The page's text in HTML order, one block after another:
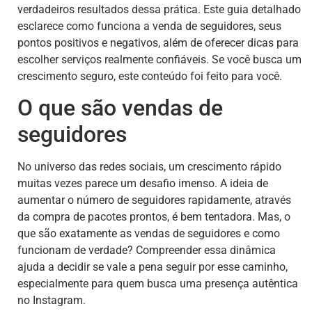
verdadeiros resultados dessa prática. Este guia detalhado
esclarece como funciona a venda de seguidores, seus
pontos positivos e negativos, além de oferecer dicas para
escolher serviços realmente confiáveis. Se você busca um
crescimento seguro, este conteúdo foi feito para você.
O que são vendas de
seguidores
No universo das redes sociais, um crescimento rápido
muitas vezes parece um desafio imenso. A ideia de
aumentar o número de seguidores rapidamente, através
da compra de pacotes prontos, é bem tentadora. Mas, o
que são exatamente as vendas de seguidores e como
funcionam de verdade? Compreender essa dinâmica
ajuda a decidir se vale a pena seguir por esse caminho,
especialmente para quem busca uma presença autêntica
no Instagram.